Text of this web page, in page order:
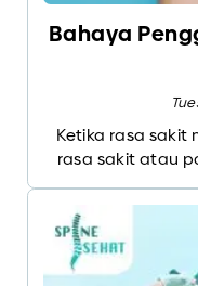
Bahaya
Ketika rasa sakit
rasa sakit atau
satu-satunya solusi.
kebiasaan minum
intensitas dan